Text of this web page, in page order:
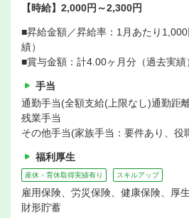
【時給】2,000円～2,300円
■昇給金額／昇給率：1月あたり
績）
■賞与金額：計4.00ヶ月分（過去実績
手当
通勤手当(全額支給(上限なし)通勤距
残業手当
その他手当(家族手当：要件あり、役
福利厚生
産休・育休取得実績有り スキルアップ
雇用保険、労災保険、健康保険、厚
財形貯蓄